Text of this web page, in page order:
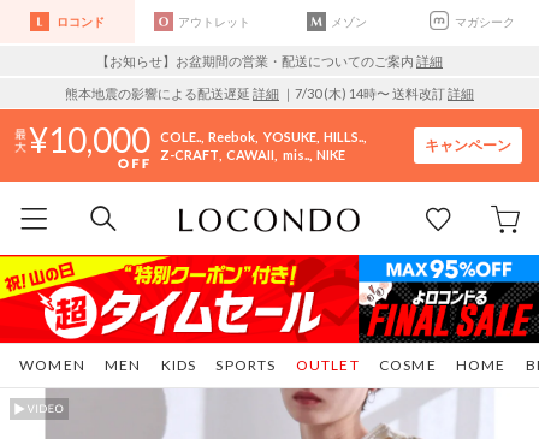
ロコンド アウトレット メゾン マガシーク
【お知らせ】お盆期間の営業・配送についてのご案内 詳細
熊本地震の影響による配送遅延 詳細 ｜7/30 (木) 14時〜 送料改訂詳細
10,000 COLE.. Reebok YOSUKE HILLS..
Z-CRAFT CAWAII mis.. NIKE
キャンペーン
WOMEN MEN KIDS SPORTS COSME HOME
OUTLET